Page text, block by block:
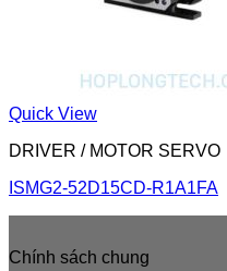
Quick View
DRIVER / MOTOR SERVO
ISMG2-52D15CD-R1A1FA
Chính sách chung